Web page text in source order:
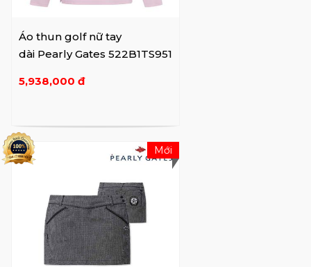
Áo thun golf nữ tay
dài Pearly Gates 522B1TS951
5,938,000 đ
Mới